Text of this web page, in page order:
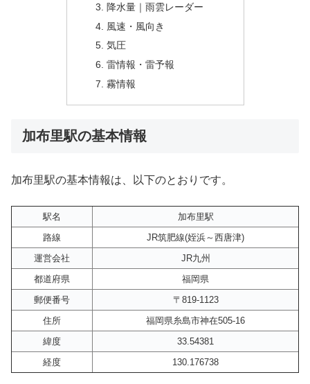
降水量｜雨雲レーダー
風速・風向き
気圧
雷情報・雷予報
霧情報
加布里駅の基本情報
加布里駅の基本情報は、以下のとおりです。
駅名
加布里駅
路線
JR筑肥線(姪浜～西唐津)
運営会社
JR九州
都道府県
福岡県
郵便番号
〒819-1123
住所
福岡県糸島市神在505-16
緯度
33.54381
経度
130.176738